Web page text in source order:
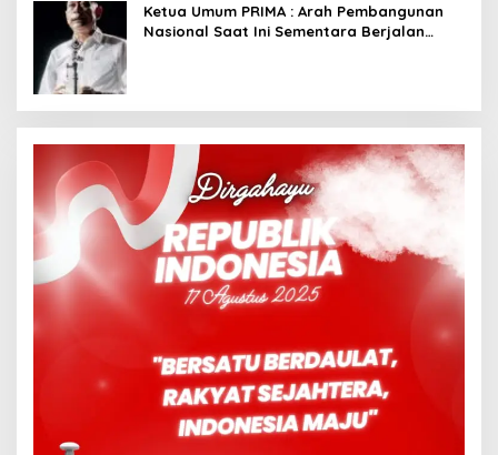
Ketua Umum PRIMA : Arah Pembangunan
Nasional Saat Ini Sementara Berjalan